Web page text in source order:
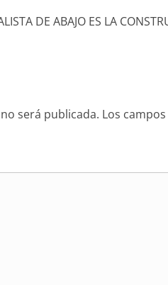
DE ABAJO ES LA
será publicada. Los